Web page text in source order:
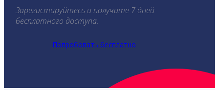
Зарегистируйтесь и получите 7 дней
бесплатного доступа.
Попробовать бесплатно